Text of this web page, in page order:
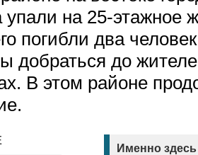
упали на 25-этажное
погибли два
добраться до
В этом районе
Именно